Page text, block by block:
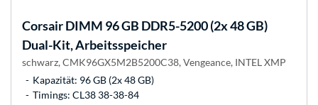
CorsairDIMM 96 GB DDR5-5200 (2x 48 GB)
Dual-Kit, Arbeitsspeicher
schwarz, CMK96GX5M2B5200C38, Vengeance, INTEL XMP
Kapazität: 96 GB (2x 48 GB)
Timings: CL38 38-38-84